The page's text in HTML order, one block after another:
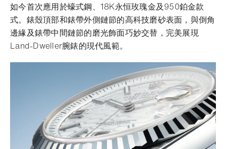
如今首次應用於蠔式鋼、18K永恒玫瑰金及950鉑金款
式。錶殼頂部和錶帶外側鏈節的高科技磨砂表面，與倒角
邊緣及錶帶中間鏈節的磨光飾面巧妙交替，完美展現
Land-Dweller腕錶的現代風範。